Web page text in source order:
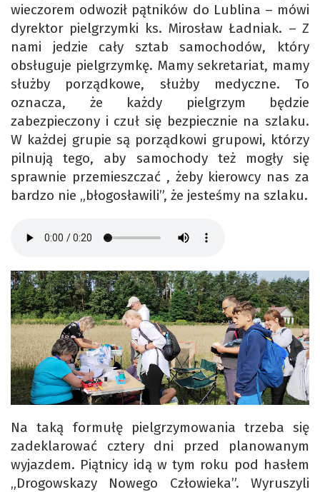
wieczorem odwoził pątników do Lublina – mówi
dyrektor pielgrzymki ks. Mirosław Ładniak. – Z
nami jedzie cały sztab samochodów, który
obsługuje pielgrzymkę. Mamy sekretariat, mamy
służby porządkowe, służby medyczne. To
oznacza, że każdy pielgrzym będzie
zabezpieczony i czuł się bezpiecznie na szlaku.
W każdej grupie są porządkowi grupowi, którzy
pilnują tego, aby samochody też mogły się
sprawnie przemieszczać , żeby kierowcy nas za
bardzo nie „błogosławili”, że jesteśmy na szlaku.
Na taką formułę pielgrzymowania trzeba się
zadeklarować cztery dni przed planowanym
wyjazdem. Piątnicy idą w tym roku pod hasłem
„Drogowskazy Nowego Człowieka”. Wyruszyli